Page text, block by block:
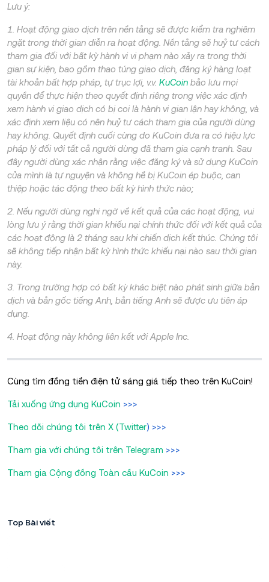
Lưu ý:
1. Hoạt động giao dịch trên nền tảng sẽ được kiểm tra nghiêm
ngặt trong thời gian diễn ra hoạt động. Nền tảng sẽ huỷ tư cách
tham gia đối với bất kỳ hành vi vi phạm nào xảy ra trong thời
gian sự kiện, bao gồm thao túng giao dịch, đăng ký hàng loạt
tài khoản bất hợp pháp, tự trục lợi, v.v. KuCoin bảo lưu mọi
quyền để thực hiện theo quyết định riêng trong việc xác định
xem hành vi giao dịch có bị coi là hành vi gian lận hay không, và
xác định xem liệu có nên huỷ tư cách tham gia của người dùng
hay không. Quyết định cuối cùng do KuCoin đưa ra có hiệu lực
pháp lý đối với tất cả người dùng đã tham gia cạnh tranh. Sau
đây người dùng xác nhận rằng việc đăng ký và sử dụng KuCoin
của mình là tự nguyện và không hề bị KuCoin ép buộc, can
thiệp hoặc tác động theo bất kỳ hình thức nào;
2. Nếu người dùng nghi ngờ về kết quả của các hoạt động, vui
lòng lưu ý rằng thời gian khiếu nại chính thức đối với kết quả của
các hoạt động là 2 tháng sau khi chiến dịch kết thúc. Chúng tôi
sẽ không tiếp nhận bất kỳ hình thức khiếu nại nào sau thời gian
này.
3. Trong trường hợp có bất kỳ khác biệt nào phát sinh giữa bản
dịch và bản gốc tiếng Anh, bản tiếng Anh sẽ được ưu tiên áp
dụng.
4. Hoạt động này không liên kết với Apple Inc.
Cùng tìm đồng tiền điện tử sáng giá tiếp theo trên KuCoin!
Tải xuống ứng dụng KuCoin >>>
Theo dõi chúng tôi trên X (Twitter) >>>
Tham gia với chúng tôi trên Telegram >>>
Tham gia Cộng đồng Toàn cầu KuCoin >>>
Top Bài viết